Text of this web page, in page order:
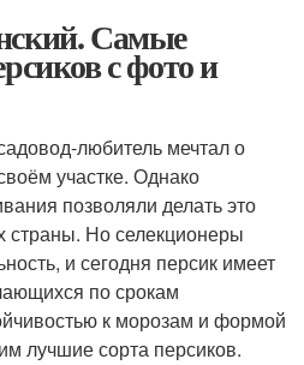
Самые
с фото и
любитель мечтал о
участке. Однако
позволяли делать это
страны. Но селекционеры
и сегодня персик имеет
по срокам
к морозам и формой
лучшие сорта персиков.